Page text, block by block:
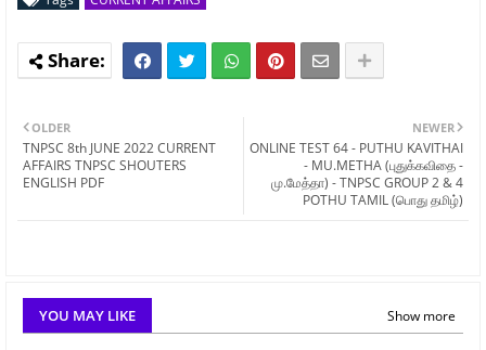
NEWER
ONLINE TEST 64 - PUTHU KAVITHAI
- MU.METHA (புதுக்கவிதை -
மு.மேத்தா) - TNPSC GROUP 2 & 4
POTHU TAMIL (பொது தமிழ்)
OLDER
TNPSC 8th JUNE 2022 CURRENT
AFFAIRS TNPSC SHOUTERS
ENGLISH PDF
YOU MAY LIKE Show more